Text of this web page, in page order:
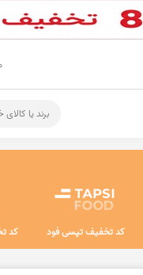
برند یا
کد تخفیف تپسی فود کد